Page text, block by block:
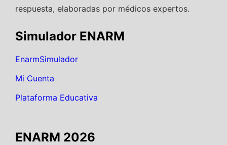
respuesta, elaboradas por médicos expertos.
Simulador ENARM
EnarmSimulador
Mi Cuenta
Plataforma Educativa
ENARM 2026